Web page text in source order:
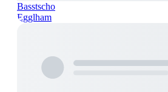
Basstscho
Egglham